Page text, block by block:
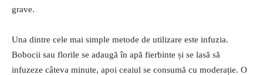
grave.
Una dintre cele mai simple metode de utilizare este infuzia.
Bobocii sau florile se adaugă în apă fierbinte și se lasă să
infuzeze câteva minute, apoi ceaiul se consumă cu moderație. O